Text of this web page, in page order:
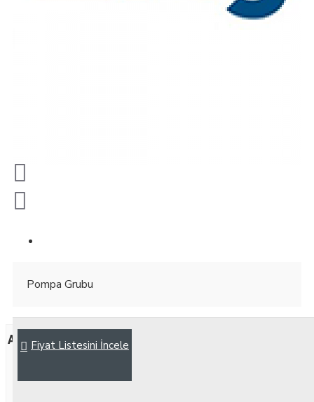
Pompa Grubu
Fiyat Listesini İncele
Aynı Kategoride Benzer Ürünler